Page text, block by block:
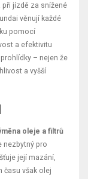
jízdě za snížené
věnují každé
pomocí
a efektivitu
– nejen že
a vyšší
oleje a filtrů
nezbytný pro
její mazání,
času však olej